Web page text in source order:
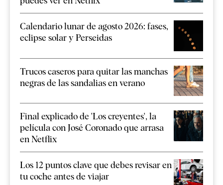
Calendario lunar de agosto 2026: fases,
eclipse solar y Perseidas
Trucos caseros para quitar las manchas
negras de las sandalias en verano
Final explicado de 'Los creyentes', la
película con José Coronado que arrasa
en Netflix
Los 12 puntos clave que debes revisar en
tu coche antes de viajar